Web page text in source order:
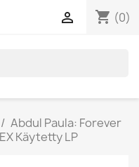
shopping_cart (0)

Abdul Paula: Forever
Käytetty LP